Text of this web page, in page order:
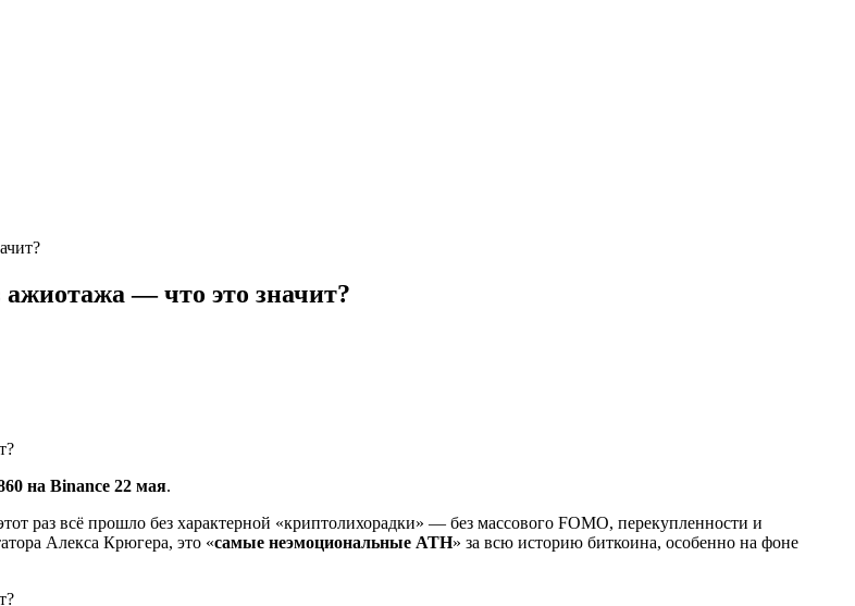
— что это значит?
на Binance 22 мая.
всё прошло без характерной «криптолихорадки» — без массового FOMO, перекупленности и
Алекса Крюгера, это «самые неэмоциональные ATH» за всю историю биткоина, особенно на фоне